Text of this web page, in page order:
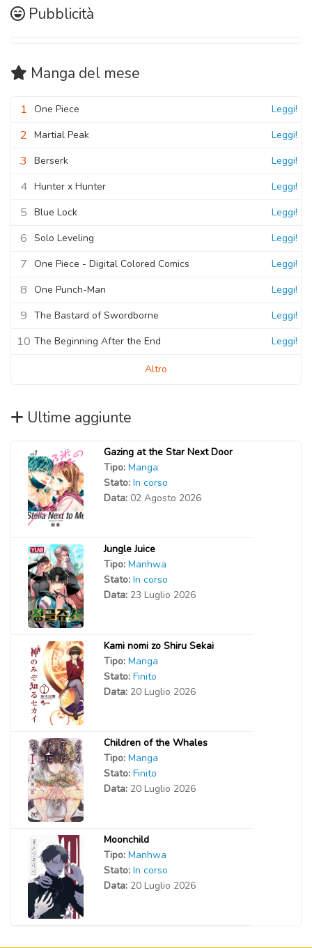
Pubblicità
Manga del mese
1 One Piece Leggi!
2 Martial Peak Leggi!
3 Berserk Leggi!
4 Hunter x Hunter Leggi!
5 Blue Lock Leggi!
6 Solo Leveling Leggi!
7 One Piece - Digital Colored Comics Leggi!
8 One Punch-Man Leggi!
9 The Bastard of Swordborne Leggi!
10 The Beginning After the End Leggi!
Altro
Ultime aggiunte
Gazing at the Star Next Door
Tipo: Manga
Stato: In corso
Data: 02 Agosto 2026
Jungle Juice
Tipo: Manhwa
Stato: In corso
Data: 23 Luglio 2026
Kami nomi zo Shiru Sekai
Tipo: Manga
Stato: Finito
Data: 20 Luglio 2026
Children of the Whales
Tipo: Manga
Stato: Finito
Data: 20 Luglio 2026
Moonchild
Tipo: Manhwa
Stato: In corso
Data: 20 Luglio 2026